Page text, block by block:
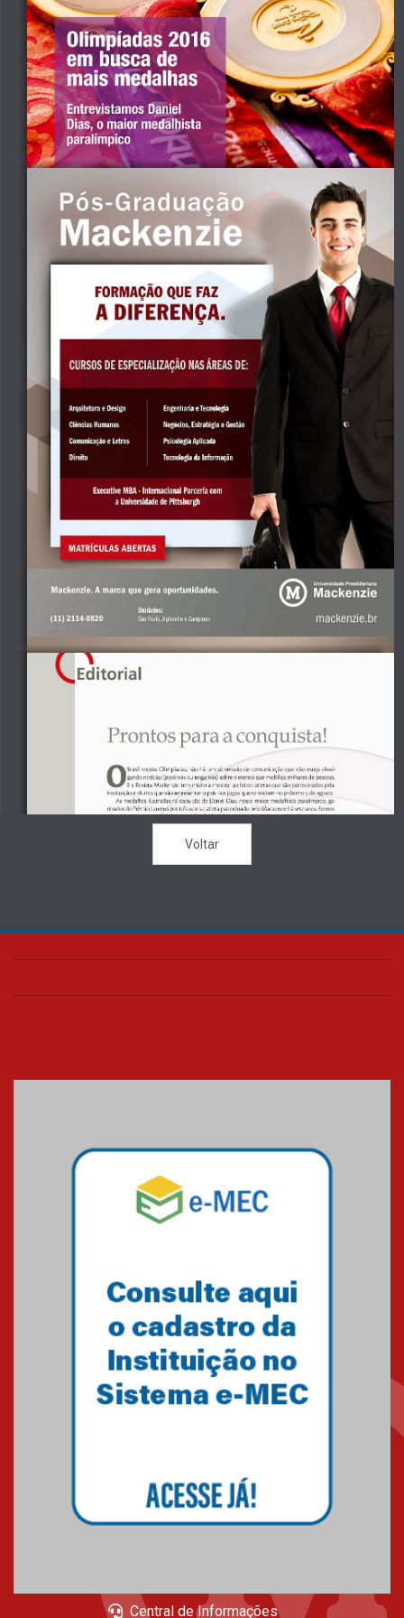
Voltar
Central de Informações